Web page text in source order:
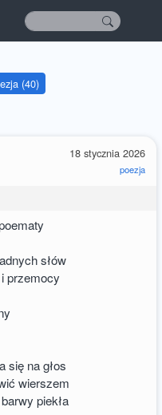
(40)
18 stycznia 2026
poezja
słów
przemocy
się na głos
wierszem
piekła